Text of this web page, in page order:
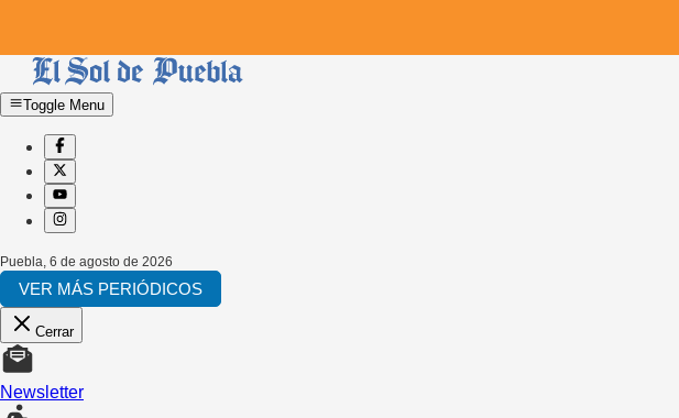
Toggle Menu
Puebla 6 de agosto de 2026
VER MÁS PERIÓDICOS
Cerrar
Newsletter